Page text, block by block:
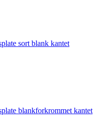
sort blank kantet
blankforkrommet kantet